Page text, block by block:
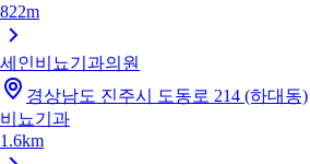
822m
세인비뇨기과의원
경상남도 진주시 도동로 214 (하대동)
비뇨기과
1.6km